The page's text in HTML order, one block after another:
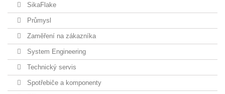
SikaFlake
Průmysl
Zaměření na zákazníka
System Engineering
Technický servis
Spotřebiče a komponenty